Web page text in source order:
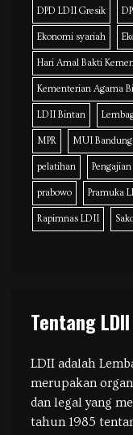
DPD LDII Gresik
Ekonomi syariah
Hari Amal Bakti
Kementerian Agama
LDII Bintan
MPR MUI Bandung
pelatihan
prabowo Pramuka
Rapimnas LDII
Tentang LDII
LDII adalah
merupakan
dan legal yang
tahun 1985